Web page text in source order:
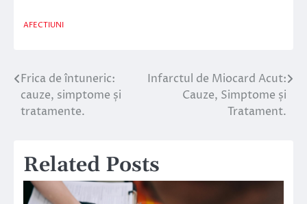
AFECTIUNI
Navigare
în
Frica de întuneric:
cauze, simptome și
tratamente.
Infarctul de Miocard Acut:
Cauze, Simptome și
Tratament.
Related Posts